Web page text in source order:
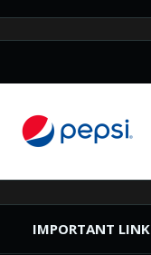
IMPORTANT